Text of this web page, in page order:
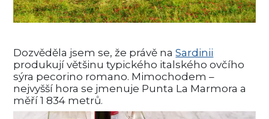
Dozvěděla jsem se, že právě naSardinii
produkují většinu typického italského ovčího
sýra pecorino romano. Mimochodem –
nejvyšší hora se jmenuje Punta La Marmora a
měří 1 834 metrů.